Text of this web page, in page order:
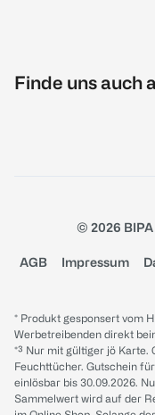
Finde uns auch
© 2026
AGB Impressum
* Produkt gesponsert vom
Werbetreibenden direkt
*³ Nur mit gültiger jö Karte.
Feuchttücher. Gutschein
einlösbar bis 30.09.2026.
Sammelwert wird auf der